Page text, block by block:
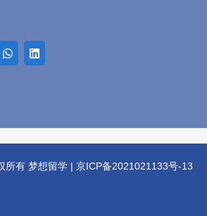
所有 梦想留学 | 京ICP备2021021133号-13